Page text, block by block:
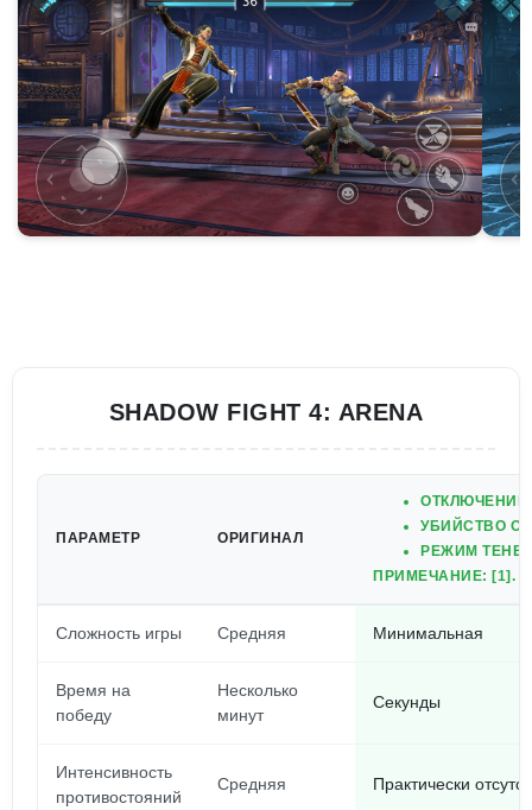
SHADOW FIGHT 4: ARENA
ПАРАМЕТР ОРИГИНАЛ
ОТКЛЮЧЕНИЕ
УБИЙСТВО
РЕЖИМ
ПРИМЕЧАНИЕ: [1].
Сложность игры Средняя Минимальная
Время на
победу
Несколько
минут
Секунды
Интенсивность
противостояний
Средняя Практически